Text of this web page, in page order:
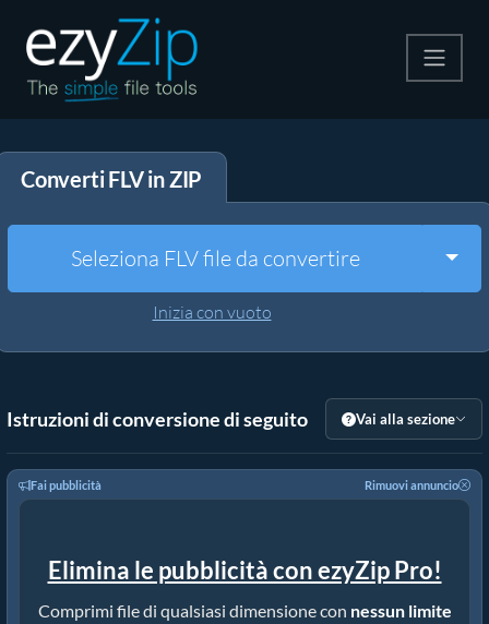
Decomprimi
Altri strumenti
Converti FLV in ZIP
Seleziona FLV file da convertire
Inizia con vuoto
Istruzioni di conversione di seguito Vai alla sezione
Fai pubblicità Rimuovi annuncio
Elimina le pubblicità con ezyZip Pro!
Comprimi file di qualsiasi dimensione con nessun limite